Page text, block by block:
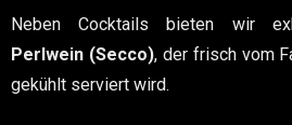
Neben Cocktails bieten wir
Perlwein (Secco), der frisch vom
gekühlt serviert wird.